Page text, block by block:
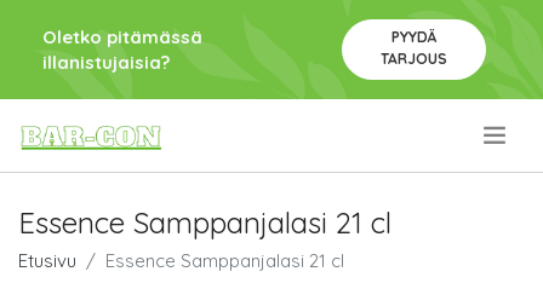
Oletko pitämässä
illanistujaisia?
PYYDÄ
TARJOUS
Essence Samppanjalasi 21 cl
Etusivu Essence Samppanjalasi 21 cl